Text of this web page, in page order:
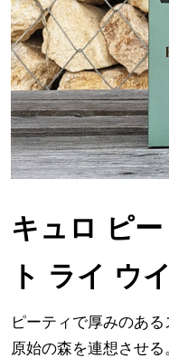
キュロ ピ
ト ライ ウ
ピーティで厚みのあ
原始の森を連想させ